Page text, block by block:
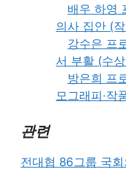
배우 하영
의사 집안 (
강수은 프
서 부활 (수
방은희 프
모그래피·작
관련
전대협 86그룹 국